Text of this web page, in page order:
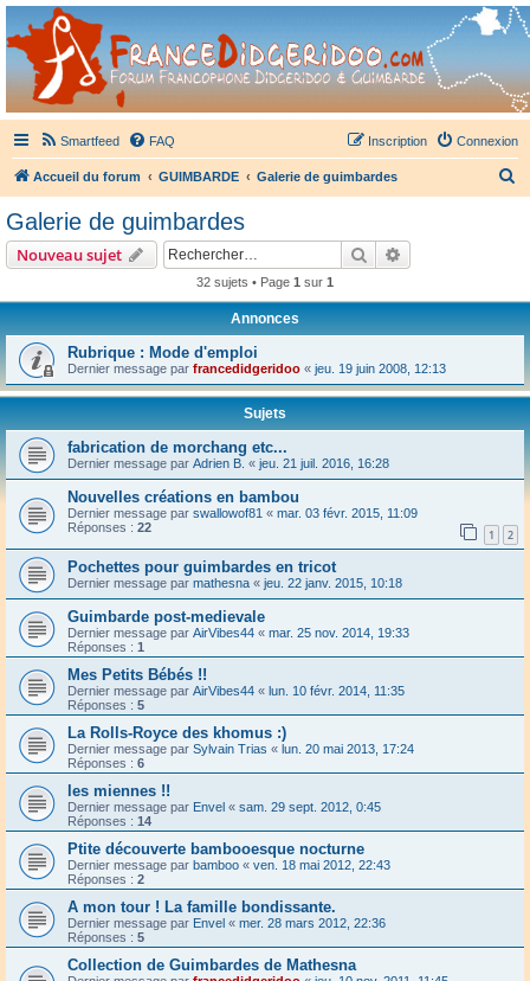
France Didgeridoo
Didgeridoo et Guimbarde sur France Didgeridoo - retrouvez la communauté.
Smartfeed FAQ Connexion
Inscription
Accueil du forum GUIMBARDE Galerie de guimbardes
r
Galerie de guimbardes
Nouveau sujet Rechercher
32 sujets • Page 1 sur 1
Annonces
Rubrique : Mode d'emploi
Dernier message par francedidgeridoo « jeu. 19 juin 2008, 12:13
Sujets
fabrication de morchang etc...
Dernier message par Adrien B. « jeu. 21 juil. 2016, 16:28
Nouvelles créations en bambou
Dernier message par swallowof81 « mar. 03 févr. 2015, 11:09
Réponses : 22 1 2
Pochettes pour guimbardes en tricot
Dernier message par mathesna « jeu. 22 janv. 2015, 10:18
Guimbarde post-medievale
Dernier message par AirVibes44 « mar. 25 nov. 2014, 19:33
Réponses : 1
Mes Petits Bébés !!
Dernier message par AirVibes44 « lun. 10 févr. 2014, 11:35
Réponses : 5
La Rolls-Royce des khomus :)
Dernier message par Sylvain Trias « lun. 20 mai 2013, 17:24
Réponses : 6
les miennes !!
Dernier message par Envel « sam. 29 sept. 2012, 0:45
Réponses : 14
Ptite découverte bambooesque nocturne
Dernier message par bamboo « ven. 18 mai 2012, 22:43
Réponses : 2
A mon tour ! La famille bondissante.
Dernier message par Envel « mer. 28 mars 2012, 22:36
Réponses : 5
Collection de Guimbardes de Mathesna